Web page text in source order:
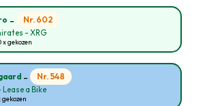
- Nr. 602
- XRG
x gekozen
- Nr. 548
a Bike
gekozen